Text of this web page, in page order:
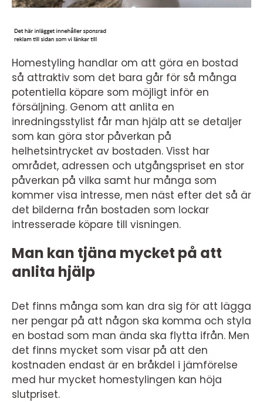
Homestyling handlar om att göra en bostad
så attraktiv som det bara går för så många
potentiella köpare som möjligt inför en
försäljning. Genom att anlita en
inredningsstylist får man hjälp att se detaljer
som kan göra stor påverkan på
helhetsintrycket av bostaden. Visst har
området, adressen och utgångspriset en stor
påverkan på vilka samt hur många som
kommer visa intresse, men näst efter det så är
det bilderna från bostaden som lockar
intresserade köpare till visningen.
Man kan tjäna mycket på att
anlita hjälp
Det finns många som kan dra sig för att lägga
ner pengar på att någon ska komma och styla
en bostad som man ända ska flytta ifrån. Men
det finns mycket som visar på att den
kostnaden endast är en bråkdel i jämförelse
med hur mycket homestylingen kan höja
slutpriset.